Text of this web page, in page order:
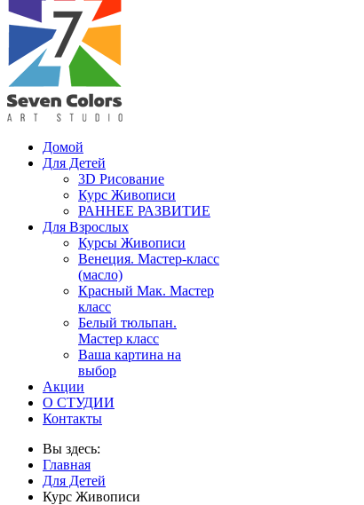
Домой
Для Детей
3D Рисование
Курс Живописи
РАННЕЕ РАЗВИТИЕ
Для Взрослых
Курсы Живописи
Венеция. Мастер-класс
(масло)
Красный Мак. Мастер
класс
Белый тюльпан.
Мастер класс
Ваша картина на
выбор
Акции
О СТУДИИ
Контакты
Вы здесь:
Главная
Для Детей
Курс Живописи